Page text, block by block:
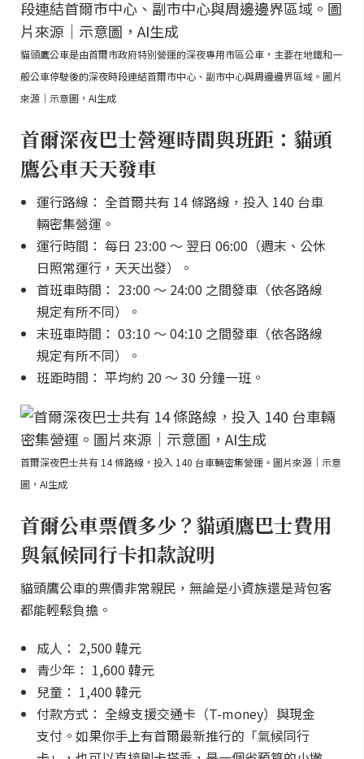
貓頭鷹公車是由首爾市政府特別營運的深夜專用市區公車，主要在地鐵和一
般公車停駛後的深夜時段連結首爾市中心、副市中心與周邊邊界區域。圖片
來源｜示意圖，AI生成
首爾深夜巴士營運時間與班距：貓頭
鷹公車天天發車
運行路線： 全首爾共有 14 條路線，投入 140 台車
輛密集營運。
運行時間： 每日 23:00 ～ 翌日 06:00（週末、公休
日照常運行，天天出發）。
首班車時間： 23:00 ～ 24:00 之間發車（依各路線
規定有所不同）。
末班車時間： 03:10 ～ 04:10 之間發車（依各路線
規定有所不同）。
班距時間： 平均約 20 ～ 30 分鐘一班。
首爾深夜巴士共有 14 條路線，投入 140 台車輛密集營運。圖片來源｜示意
圖，AI生成
首爾公車票價多少？貓頭鷹巴士費用
與氣候同行卡扣款說明
貓頭鷹公車的票價非常親民，無論是小資族還是背包客
都能輕鬆負擔。
成人： 2,500 韓元
青少年： 1,600 韓元
兒童： 1,400 韓元
付款方式： 全線支援交通卡（T-money）與現金
支付。如果你手上有首爾最新推行的「氣候同行